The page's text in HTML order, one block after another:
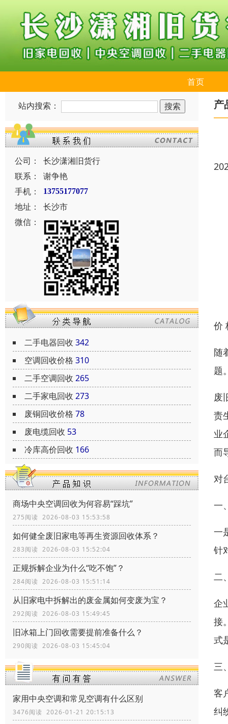
首页
站内搜索：
公司：
长沙潇湘旧货行
联系：
谢争艳
手机：
13755177077
地址：
长沙市
微信：
二手电器回收 342
空调回收价格 310
二手空调回收 265
二手家电回收 273
废铜回收价格 78
废电缆回收 53
冷库高价回收 166
商场中央空调回收为何容易“踩坑”
275阅读 2026-08-03 15:53:58
如何健全废旧家电等再生资源回收体系？
283阅读 2026-08-03 15:52:04
正规拆解企业为什么“吃不饱”？
284阅读 2026-08-03 15:51:14
从旧家电中拆解出的废金属如何变废为宝？
292阅读 2026-08-03 15:49:45
旧冰箱上门回收需要提前准备什么？
290阅读 2026-08-03 15:45:04
家用中央空调和常见空调有什么区别
3476阅读 2026-01-21 20:15:13
产
价
随
题
废
责
业
而
对
一
一
针
二
企
接
式
三
客
纠